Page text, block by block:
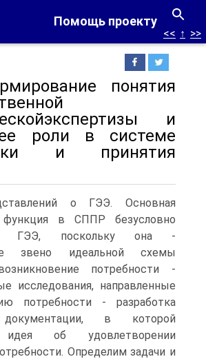
Помощь проекту
<< ↑ >>
понятия
и
роли в системе
и принятия
о ГЭЭ. Основная
функция в СППР безусловно
ГЭЭ, поскольку она -
звено идеальной схемы
потребности -
исследования, направленные
потребности - разработка
документации, в которой
идея об удовлетворении
Определим задачи и